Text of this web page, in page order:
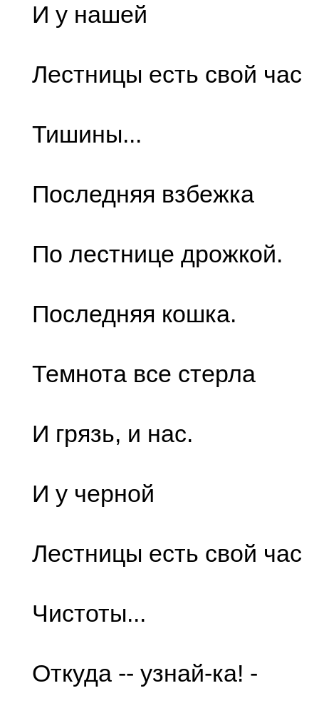
И у нашей
Лестницы есть свой час
Тишины...
Последняя взбежка
По лестнице дрожкой.
Последняя кошка.
Темнота все стерла
И грязь, и нас.
И у черной
Лестницы есть свой час
Чистоты...
Откуда -- узнай-ка! -